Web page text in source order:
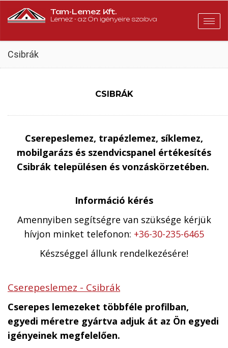
Tam-Lemez Kft.
Lemez - az Ön igényeire szabva
Csibrák
CSIBRÁK
Cserepeslemez, trapézlemez, síklemez,
mobilgarázs és szendvicspanel értékesítés
Csibrák településen és vonzáskörzetében.
Információ kérés
Amennyiben segítségre van szüksége kérjük
hívjon minket telefonon: +36-30-235-6465
Készséggel állunk rendelkezésére!
Cserepeslemez - Csibrák
Cserepes lemezeket többféle profilban,
egyedi méretre gyártva adjuk át az Ön egyedi
igényeinek megfelelően.